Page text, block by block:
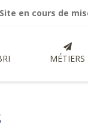
cours de mise à jour
MÉTIERS